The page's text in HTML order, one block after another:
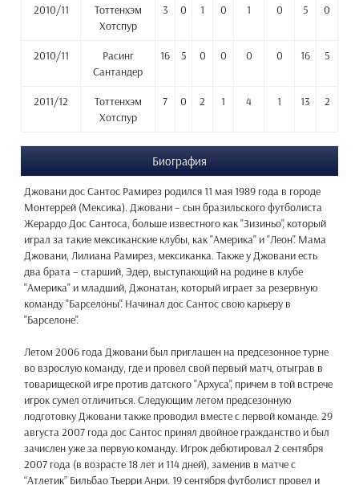
2010/11
Тоттенхэм
Хотспур
3 0 1 0 1 0 5 0
2010/11
Расинг
Сантандер
16 5 0 0 0 0 16 5
2011/12
Тоттенхэм
Хотспур
7 0 2 1 4 1 13 2
Биография
Джовани дос Сантос Рамирез родился 11 мая 1989 года в городе
Монтеррей (Мексика). Джовани – сын бразильского футболиста
Жерардо Дос Сантоса, больше известного как "Зизиньо", который
играл за такие мексиканские клубы, как "Америка" и "Леон". Мама
Джовани, Лилиана Рамирез, мексиканка. Также у Джовани есть
два брата – старший, Эдер, выступающий на родине в клубе
"Америка" и младший, Джонатан, который играет за резервную
команду "Барселоны". Начинал дос Сантос свою карьеру в
"Барселоне".
Летом 2006 года Джовани был приглашен на предсезонное турне
во взрослую команду, где и провел свой первый матч, отыграв в
товарищеской игре против датского "Архуса", причем в той встрече
игрок сумел отличиться. Следующим летом предсезонную
подготовку Джовани также проводил вместе с первой команде. 29
августа 2007 года дос Сантос принял двойное гражданство и был
зачислен уже за первую команду. Игрок дебютировал 2 сентября
2007 года (в возрасте 18 лет и 114 дней), заменив в матче с
“Атлетик” Бильбао Тьерри Анри. 19 сентября футболист провел и